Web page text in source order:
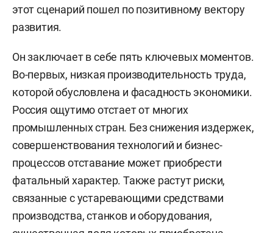
этот сценарий пошел по позитивному вектору
развития.
Он заключает в себе пять ключевых моментов.
Во-первых, низкая производительность труда,
которой обусловлена и фасадность экономики.
Россия ощутимо отстает от многих
промышленных стран. Без снижения издержек,
совершенствования технологий и бизнес-
процессов отставание может приобрести
фатальный характер. Также растут риски,
связанные с устаревающими средствами
производства, станков и оборудования,